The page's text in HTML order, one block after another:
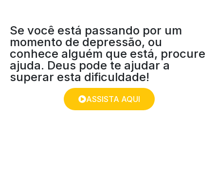
Se você está passando por um
momento de depressão, ou
conhece alguém que está, procure
ajuda. Deus pode te ajudar a
superar esta dificuldade!
ASSISTA AQUI